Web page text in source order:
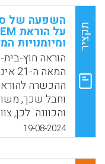
תקציר
השפעה של
ומיומנויות
הוראה חוץ-
ההכשרה
וחבל שכך,
והכוונה. לכן,
לגישה
ולספק
ופדגוגיות של
19-08-2024